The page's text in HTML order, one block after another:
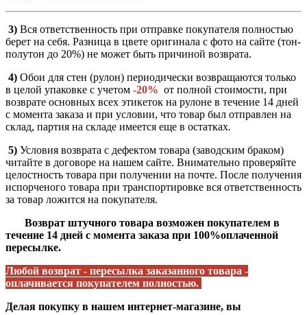
3) Вся ответственность при отправке покупателя полностью
берет на себя. Разница в цвете оригинала с фото на сайте (тон-
полутон до 20%) не может быть причиной возврата.
4) Обои для стен (рулон) периодически возвращаются только
в целой упаковке с учетом -20% от полной стоимости, при
возврате основных всех этикеток на рулоне в течение 14 дней
с момента заказа и при условии, что товар был отправлен на
склад, партия на складе имеется еще в остатках.
5) Условия возврата с дефектом товара (заводским браком)
читайте в договоре на нашем сайте. Внимательно проверяйте
целостность товара при получении на почте. После получения
испорченого товара при транспортировке вся ответственность
за товар ложится на покупателя.
Возврат штучного товара возможен покупателем в
течение 14 дней с момента заказа при 100%оплаченной
пересылке.
Любой возврат - пересылка заказанного товара -
оплачивается покупателем полностью.
Делая покупку в нашем интернет-магазине, вы